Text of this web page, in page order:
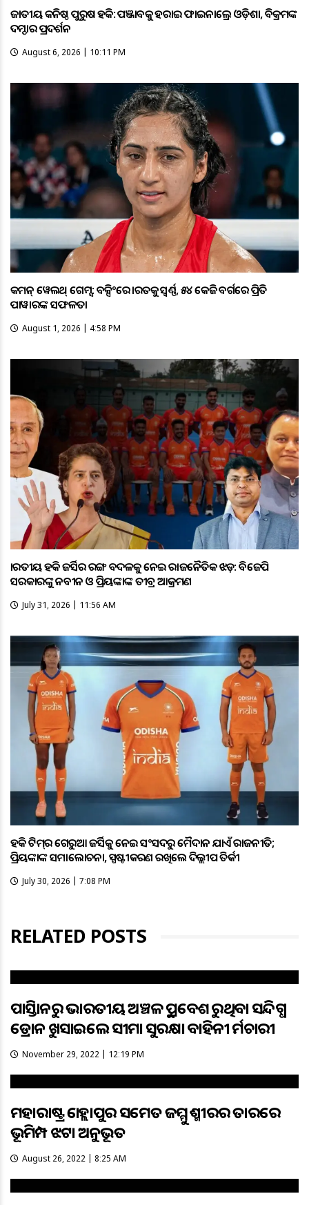
ଜାତୀୟ କନିଷ୍ଠ ପୁରୁଷ ହକି: ପଞ୍ଜାବକୁ ହରାଇ ଫାଇନାଲ୍ରେ ଓଡ଼ିଶା, ବିକ୍ରମଙ୍କ
ଦମ୍ଦାର ପ୍ରଦର୍ଶନ
August 6, 2026 | 10:11 PM
କମନ୍ ୱେଲଥ୍ ଗେମ୍ସ: ବକ୍ସିଂରେ ଭାରତକୁ ସ୍ବର୍ଣ୍ଣ, ୫୪ କେଜି ବର୍ଗରେ ପ୍ରିତି
ପାୱାରଙ୍କ ସଫଳତା
August 1, 2026 | 4:58 PM
ଭାରତୀୟ ହକି ଜର୍ସିର ରଙ୍ଗ ବଦଳକୁ ନେଇ ରାଜନୈତିକ ଝଡ଼: ବିଜେପି
ସରକାରଙ୍କୁ ନବୀନ ଓ ପ୍ରିୟଙ୍କାଙ୍କ ତୀବ୍ର ଆକ୍ରମଣ
July 31, 2026 | 11:56 AM
ହକି ଟିମ୍‌ର ଗେରୁଆ ଜର୍ସିକୁ ନେଇ ସଂସଦରୁ ମୈଦାନ ଯାଏଁ ରାଜନୀତି;
ପ୍ରିୟଙ୍କାଙ୍କ ସମାଲୋଚନା, ସ୍ପଷ୍ଟୀକରଣ ରଖିଲେ ଦିଲ୍ଲୀପ ତିର୍କୀ
July 30, 2026 | 7:08 PM
RELATED POSTS
ପାକିସ୍ତାନରୁ ଭାରତୀୟ ଅଞ୍ଚଳକୁ ପ୍ରବେଶ କରୁଥିବା ସନ୍ଦିଗ୍ଧ
ଡ୍ରୋନକୁ ଖସାଇଲେ ସୀମା ସୁରକ୍ଷା ବାହିନୀ କର୍ମଚାରୀ
November 29, 2022 | 12:19 PM
ମହାରାଷ୍ଟ୍ର କୋହ୍ଲାପୁର ସମେତ ଜମ୍ମୁ କଶ୍ମୀରର କତାରରେ
ଭୂମିକମ୍ପ ଝଟକା ଅନୁଭୂତ
August 26, 2022 | 8:25 AM